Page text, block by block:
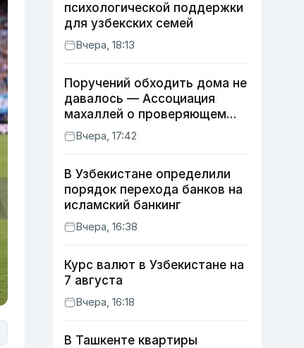
психологической поддержки
для узбекских семей
Вчера, 18:13
Поручений обходить дома не
давалось — Ассоциация
махаллей о проверяющем
хокиме
Вчера, 17:42
В Узбекистане определили
порядок перехода банков на
исламский банкинг
Вчера, 16:38
Курс валют в Узбекистане на
7 августа
Вчера, 16:18
В Ташкенте квартиры